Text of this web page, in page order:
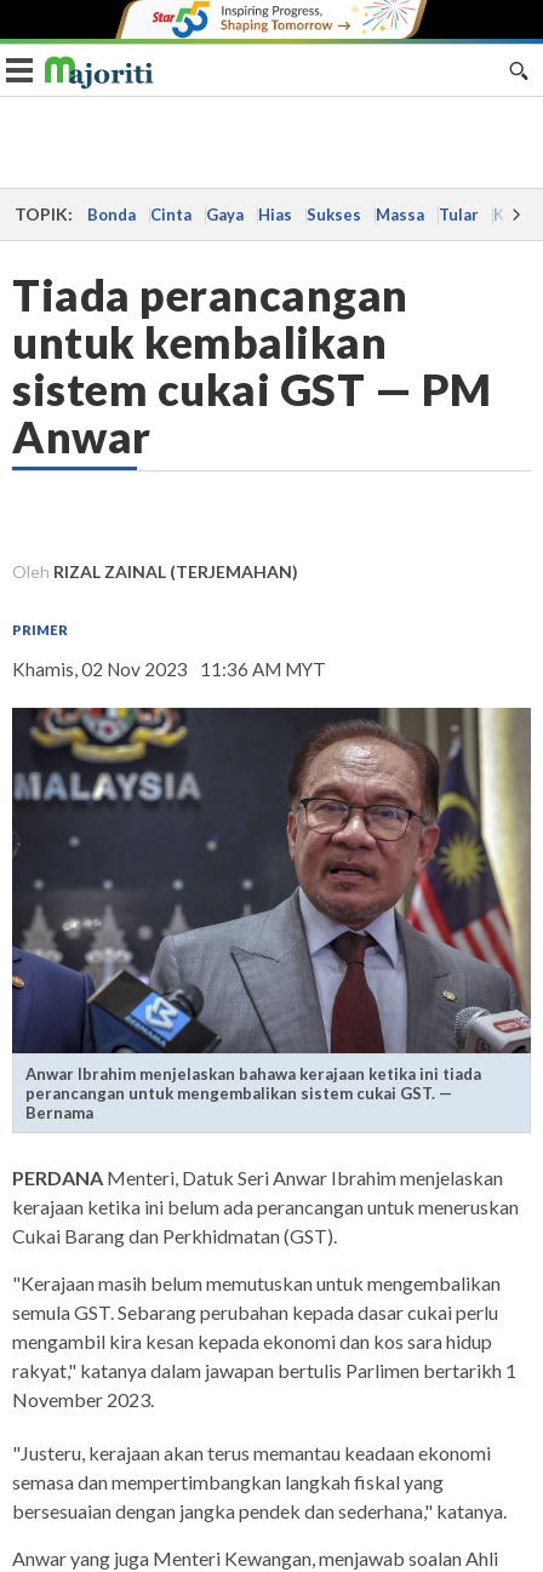
Toggle navigation
TOPIK: Bonda Cinta Gaya Hias Sukses Massa Tular Kes
Tiada perancangan
untuk kembalikan
sistem cukai GST — PM
Anwar
Oleh RIZAL ZAINAL (TERJEMAHAN)
PRIMER
Khamis, 02 Nov 2023 11:36 AM MYT
Anwar Ibrahim menjelaskan bahawa kerajaan ketika ini tiada
perancangan untuk mengembalikan sistem cukai GST. —
Bernama
PERDANA Menteri, Datuk Seri Anwar Ibrahim menjelaskan
kerajaan ketika ini belum ada perancangan untuk meneruskan
Cukai Barang dan Perkhidmatan (GST).
"Kerajaan masih belum memutuskan untuk mengembalikan
semula GST. Sebarang perubahan kepada dasar cukai perlu
mengambil kira kesan kepada ekonomi dan kos sara hidup
rakyat," katanya dalam jawapan bertulis Parlimen bertarikh 1
November 2023.
"Justeru, kerajaan akan terus memantau keadaan ekonomi
semasa dan mempertimbangkan langkah fiskal yang
bersesuaian dengan jangka pendek dan sederhana," katanya.
Anwar yang juga Menteri Kewangan, menjawab soalan Ahli